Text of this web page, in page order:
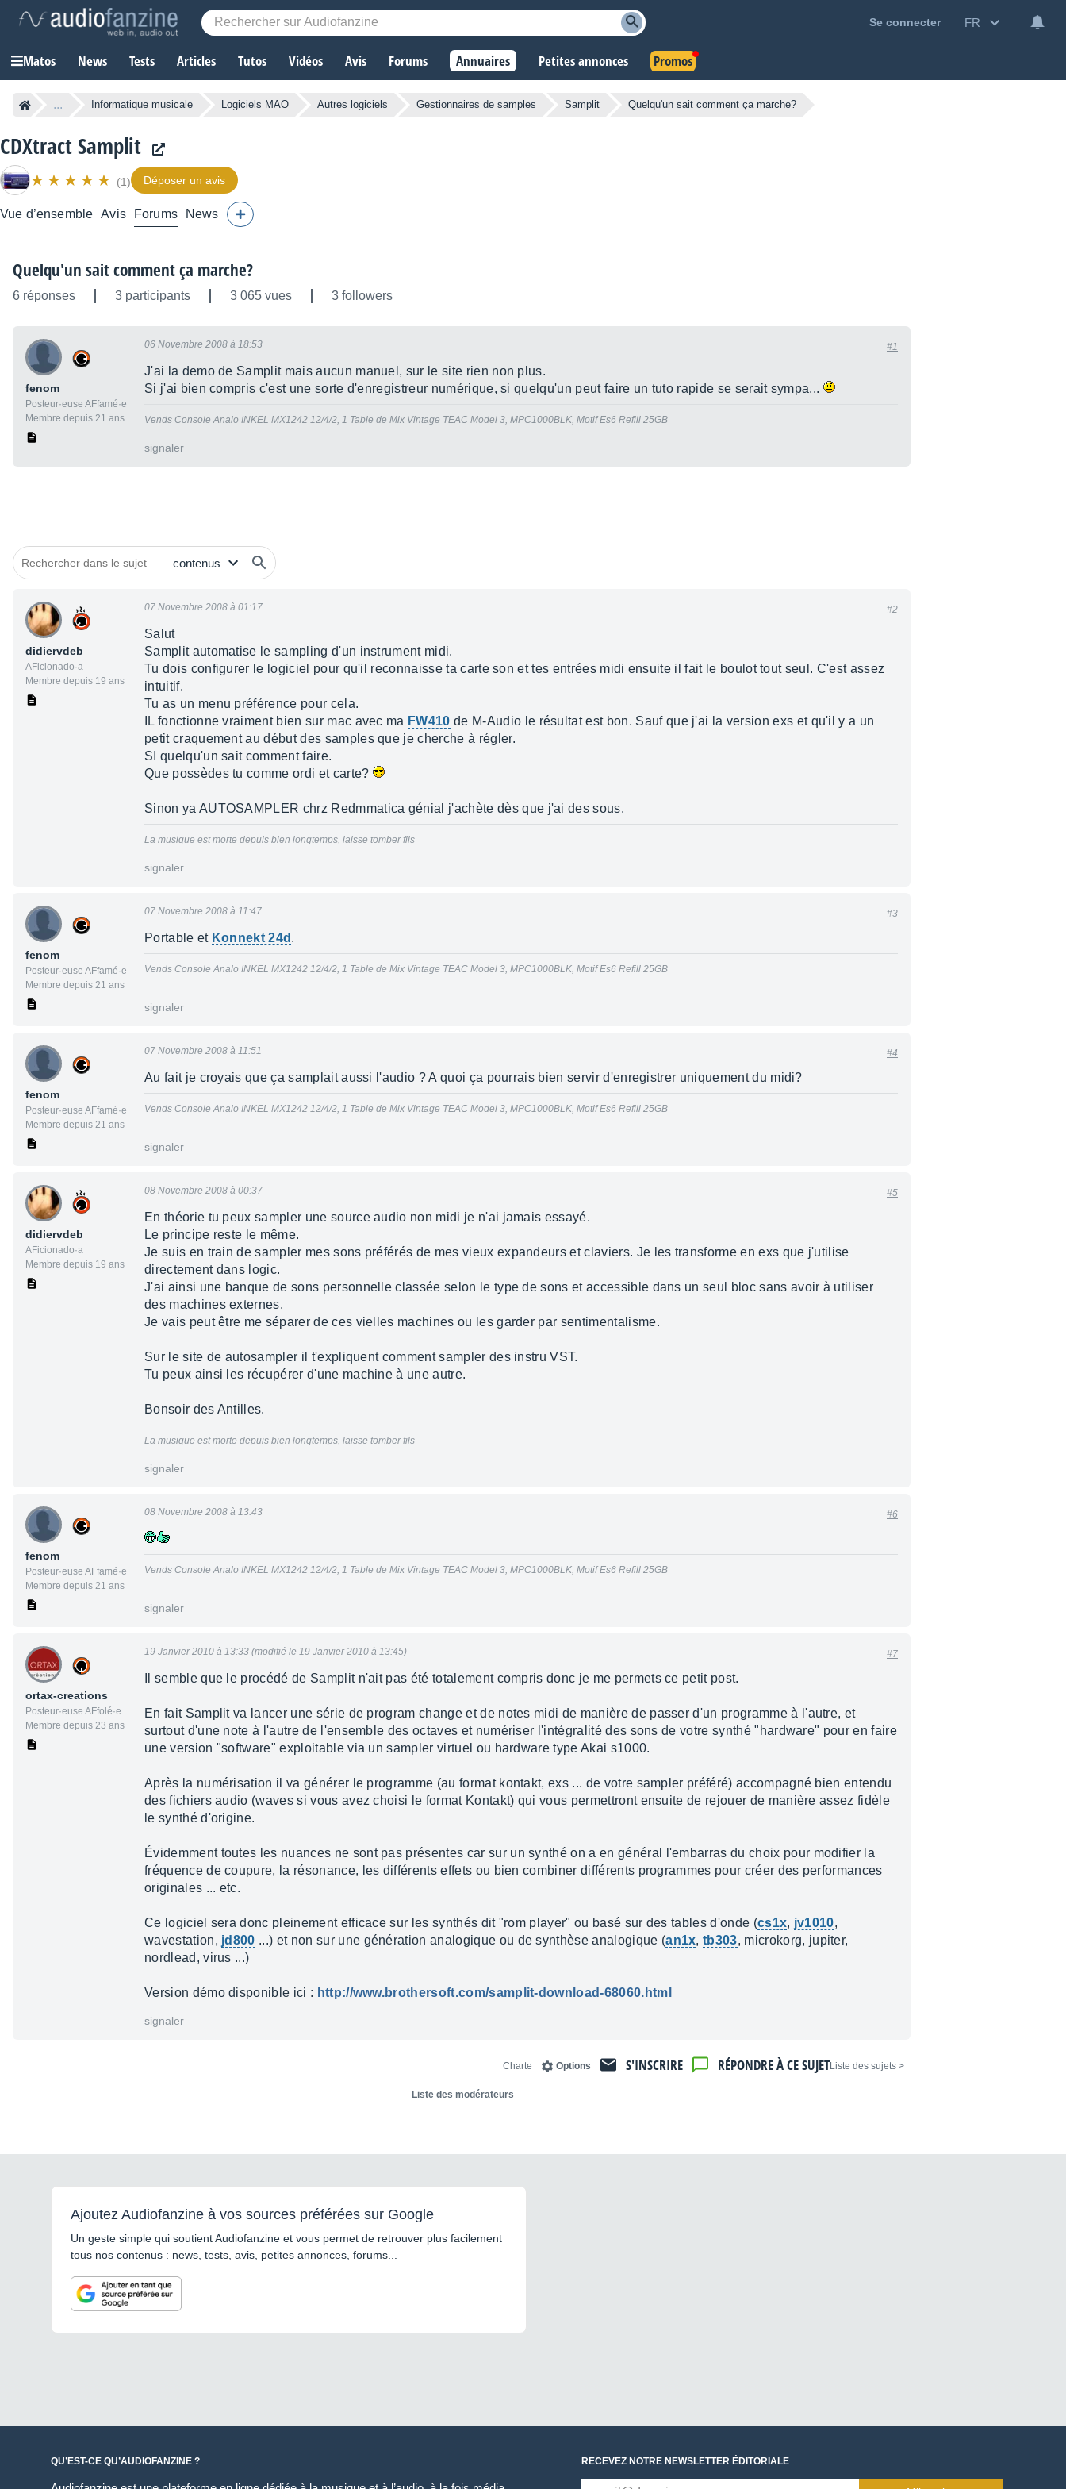
Se connecter FR
Matos News Tests Articles Tutos Vidéos Avis Forums Annuaires Petites annonces Promos
... Informatique musicale Logiciels MAO Autres logiciels Gestionnaires de samples Samplit Quelqu'un sait comment ça marche?
CDXtract Samplit
(1) Déposer un avis
Vue d’ensemble Avis Forums News
Quelqu'un sait comment ça marche?
6 réponses 3 participants 3 065 vues 3 followers
fenom
Posteur·euse AFfamé·e
Membre depuis 21 ans
06 Novembre 2008 à 18:53 #1
J'ai la demo de Samplit mais aucun manuel, sur le site rien non plus.
Si j'ai bien compris c'est une sorte d'enregistreur numérique, si quelqu'un peut faire un tuto rapide se serait sympa...
Vends Console Analo INKEL MX1242 12/4/2, 1 Table de Mix Vintage TEAC Model 3, MPC1000BLK, Motif Es6 Refill 25GB
signaler
didiervdeb
AFicionado·a
Membre depuis 19 ans
07 Novembre 2008 à 01:17 #2
Salut
Samplit automatise le sampling d'un instrument midi.
Tu dois configurer le logiciel pour qu'il reconnaisse ta carte son et tes entrées midi ensuite il fait le boulot tout seul. C'est assez
intuitif.
Tu as un menu préférence pour cela.
IL fonctionne vraiment bien sur mac avec ma FW410 de M-Audio le résultat est bon. Sauf que j'ai la version exs et qu'il y a un
petit craquement au début des samples que je cherche à régler.
SI quelqu'un sait comment faire.
Que possèdes tu comme ordi et carte?
Sinon ya AUTOSAMPLER chrz Redmmatica génial j'achète dès que j'ai des sous.
La musique est morte depuis bien longtemps, laisse tomber fils
signaler
fenom
Posteur·euse AFfamé·e
Membre depuis 21 ans
07 Novembre 2008 à 11:47 #3
Portable et Konnekt 24d .
Vends Console Analo INKEL MX1242 12/4/2, 1 Table de Mix Vintage TEAC Model 3, MPC1000BLK, Motif Es6 Refill 25GB
signaler
fenom
Posteur·euse AFfamé·e
Membre depuis 21 ans
07 Novembre 2008 à 11:51 #4
Au fait je croyais que ça samplait aussi l'audio ? A quoi ça pourrais bien servir d'enregistrer uniquement du midi?
Vends Console Analo INKEL MX1242 12/4/2, 1 Table de Mix Vintage TEAC Model 3, MPC1000BLK, Motif Es6 Refill 25GB
signaler
didiervdeb
AFicionado·a
Membre depuis 19 ans
08 Novembre 2008 à 00:37 #5
En théorie tu peux sampler une source audio non midi je n'ai jamais essayé.
Le principe reste le même.
Je suis en train de sampler mes sons préférés de mes vieux expandeurs et claviers. Je les transforme en exs que j'utilise
directement dans logic.
J'ai ainsi une banque de sons personnelle classée selon le type de sons et accessible dans un seul bloc sans avoir à utiliser
des machines externes.
Je vais peut être me séparer de ces vielles machines ou les garder par sentimentalisme.
Sur le site de autosampler il t'expliquent comment sampler des instru VST.
Tu peux ainsi les récupérer d'une machine à une autre.
Bonsoir des Antilles.
La musique est morte depuis bien longtemps, laisse tomber fils
signaler
fenom
Posteur·euse AFfamé·e
Membre depuis 21 ans
08 Novembre 2008 à 13:43 #6
Vends Console Analo INKEL MX1242 12/4/2, 1 Table de Mix Vintage TEAC Model 3, MPC1000BLK, Motif Es6 Refill 25GB
signaler
ortax-creations
Posteur·euse AFfolé·e
Membre depuis 23 ans
19 Janvier 2010 à 13:33 (modifié le 19 Janvier 2010 à 13:45) #7
Il semble que le procédé de Samplit n'ait pas été totalement compris donc je me permets ce petit post.
En fait Samplit va lancer une série de program change et de notes midi de manière de passer d'un programme à l'autre, et
surtout d'une note à l'autre de l'ensemble des octaves et numériser l'intégralité des sons de votre synthé "hardware" pour en faire
une version "software" exploitable via un sampler virtuel ou hardware type Akai s1000.
Après la numérisation il va générer le programme (au format kontakt, exs ... de votre sampler préféré) accompagné bien entendu
des fichiers audio (waves si vous avez choisi le format Kontakt) qui vous permettront ensuite de rejouer de manière assez fidèle
le synthé d'origine.
Évidemment toutes les nuances ne sont pas présentes car sur un synthé on a en général l'embarras du choix pour modifier la
fréquence de coupure, la résonance, les différents effets ou bien combiner différents programmes pour créer des performances
originales ... etc.
Ce logiciel sera donc pleinement efficace sur les synthés dit "rom player" ou basé sur des tables d'onde (cs1x, jv1010,
wavestation, jd800 ...) et non sur une génération analogique ou de synthèse analogique (an1x,tb303, microkorg, jupiter,
nordlead, virus ...)
Version démo disponible ici : http://www.brothersoft.com/samplit-download-68060.html
signaler
< Liste des sujets
RÉPONDRE À CE SUJET
S'INSCRIRE
Options
Charte
Liste des modérateurs
Ajoutez Audiofanzine à vos sources préférées sur Google
Un geste simple qui soutient Audiofanzine et vous permet de retrouver plus facilement
tous nos contenus : news, tests, avis, petites annonces, forums...
QU’EST-CE QU’AUDIOFANZINE ? RECEVEZ NOTRE NEWSLETTER ÉDITORIALE